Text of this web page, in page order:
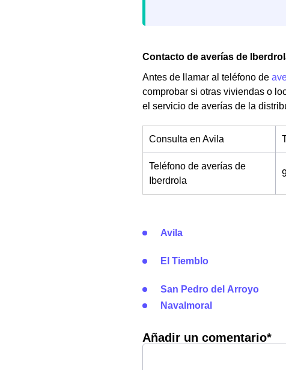
Contacto de averías de
Antes de llamar al teléfono de
comprobar si otras viviendas o
el servicio de averías de la
Consulta en Avila
Teléfono de averías de
Iberdrola
Avila
El Tiemblo
San Pedro del Arroyo
Navalmoral
Añadir un comentario*